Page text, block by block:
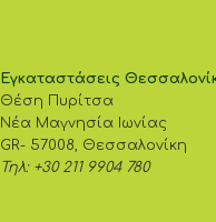
Εγκαταστάσεις
Θέση Πυρίτσα
Νέα Μαγνησία Ιωνίας
GR- 57008, Θεσσαλονίκη
Τηλ: +30 211 9904 780